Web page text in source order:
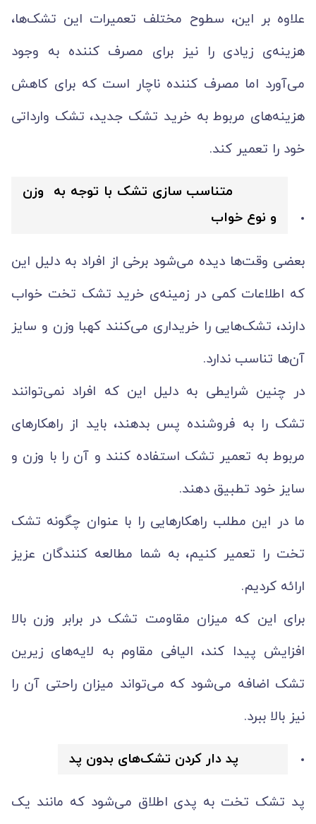
علاوه بر این، سطوح مختلف تعمیرات این تشک‌ها،
هزینه‌ی زیادی را نیز برای مصرف کننده به وجود
می‌آورد اما مصرف کننده ناچار است که برای کاهش
هزینه‌های مربوط به خرید تشک جدید، تشک وارداتی
خود را تعمیر کند.
متناسب سازی تشک با توجه به وزن
و نوع خواب
بعضی وقت‌ها دیده می‌شود برخی از افراد به دلیل این
که اطلاعات کمی در زمینه‌ی خرید تشک تخت خواب
دارند، تشک‌هایی را خریداری می‌کنند کهبا وزن و سایز
آن‌ها تناسب ندارد.
در چنین شرایطی به دلیل این که افراد نمی‌توانند
تشک را به فروشنده پس بدهند، باید از راهکارهای
مربوط به تعمیر تشک استفاده کنند و آن را با وزن و
سایز خود تطبیق دهند.
ما در این مطلب راهکارهایی را با عنوان چگونه تشک
تخت را تعمیر کنیم، به شما مطالعه کنندگان عزیز
ارائه کردیم.
برای این که میزان مقاومت تشک در برابر وزن بالا
افزایش پیدا کند، الیافی مقاوم به لایه‌های زیرین
تشک اضافه می‌شود که می‌تواند میزان راحتی آن را
نیز بالا ببرد.
پد دار کردن تشک‌های بدون پد
پد تشک تخت به پدی اطلاق می‌شود که مانند یک